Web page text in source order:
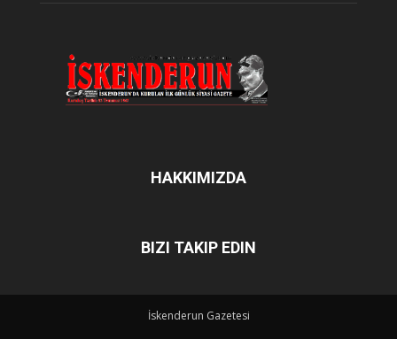
HAKKIMIZDA
BIZI TAKIP EDIN
İskenderun Gazetesi